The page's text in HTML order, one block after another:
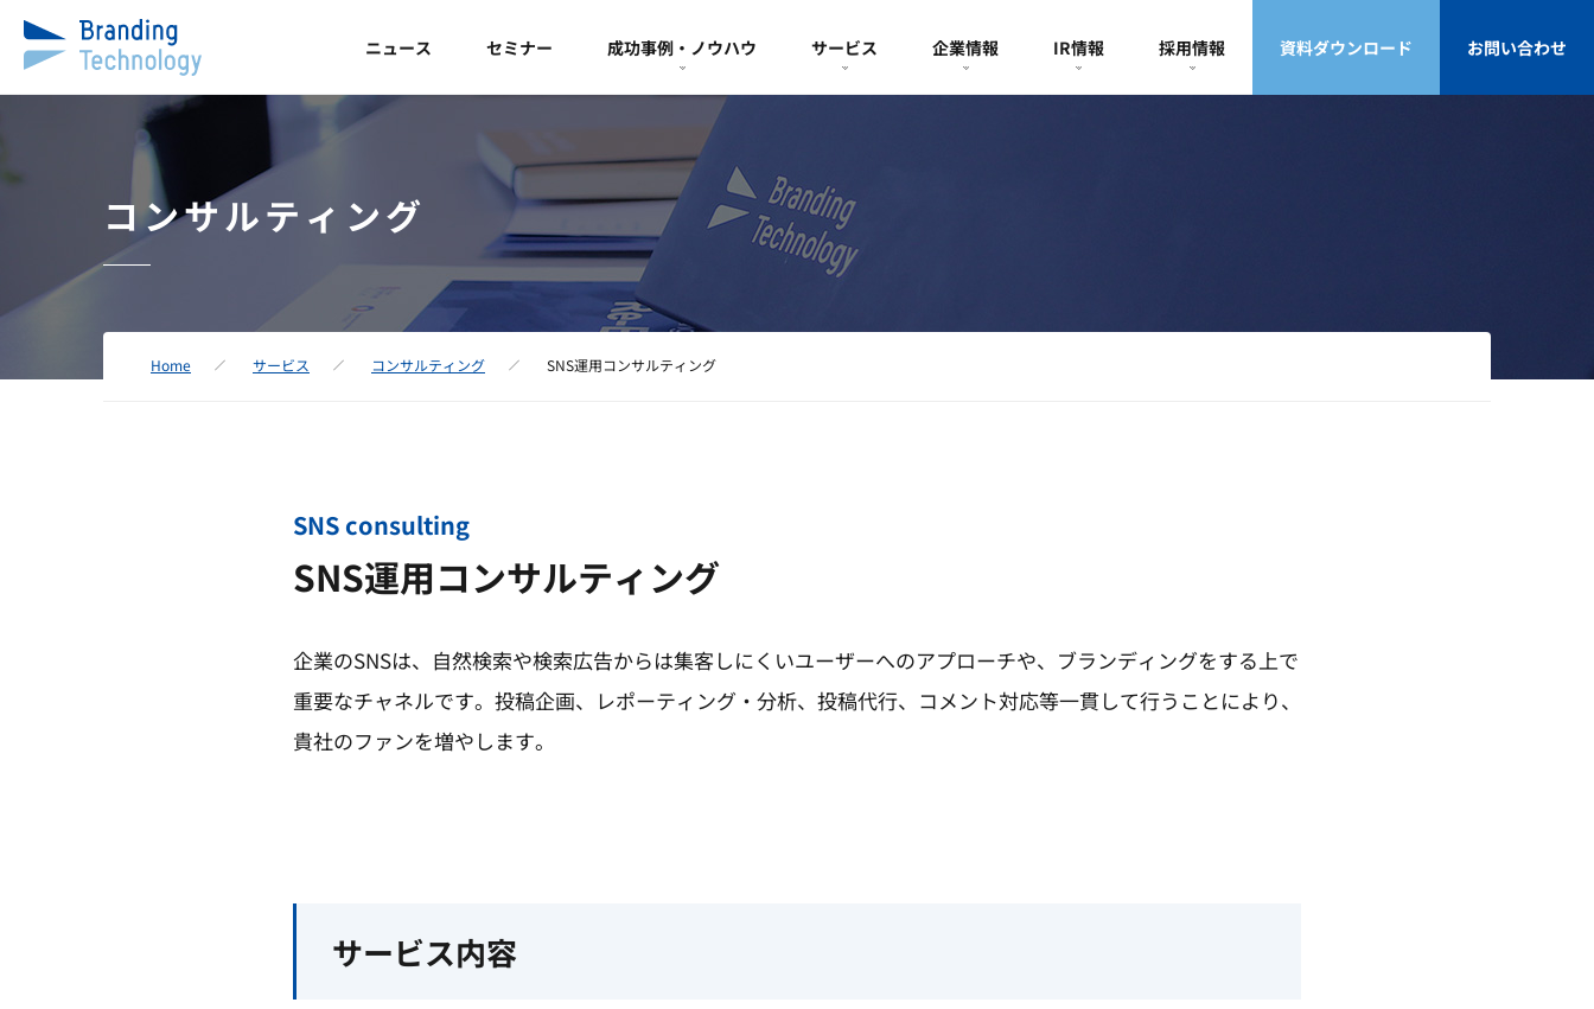
ニュース セミナー 成功事例・ノウハウ サービス 企業情報 IR情報 採用情報 資料ダウンロード お問い合わせ
コンサルティング
Home サービス コンサルティング SNS運用コンサルティング
SNS consulting
SNS運用コンサルティング
企業のSNSは、自然検索や検索広告からは集客しにくいユーザーへのアプローチや、ブランディングをする上で
重要なチャネルです。投稿企画、レポーティング・分析、投稿代行、コメント対応等一貫して行うことにより、
貴社のファンを増やします。
サービス内容